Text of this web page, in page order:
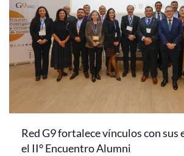
Red G9 fortalece vínculos con sus
el II° Encuentro Alumni